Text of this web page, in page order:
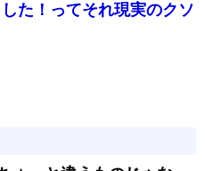
た！ってそれ現実のクソ